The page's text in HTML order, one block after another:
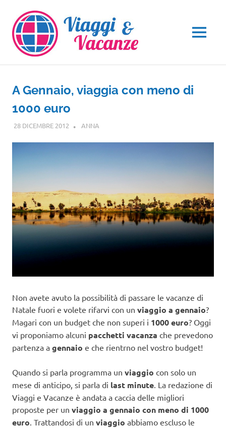
contenuto
MENU
A Gennaio, viaggia con meno di
1000 euro
28 DICEMBRE 2012 ANNA
Non avete avuto la possibilità di passare le vacanze di
Natale fuori e volete rifarvi con un viaggio a gennaio?
Magari con un budget che non superi i 1000 euro? Oggi
vi proponiamo alcuni pacchetti vacanza che prevedono
partenza a gennaio e che rientrno nel vostro budget!
Quando si parla programma un viaggio con solo un
mese di anticipo, si parla di last minute. La redazione di
Viaggi e Vacanze è andata a caccia delle migliori
proposte per un viaggio a gennaio con meno di 1000
euro. Trattandosi di un viaggio abbiamo escluso le